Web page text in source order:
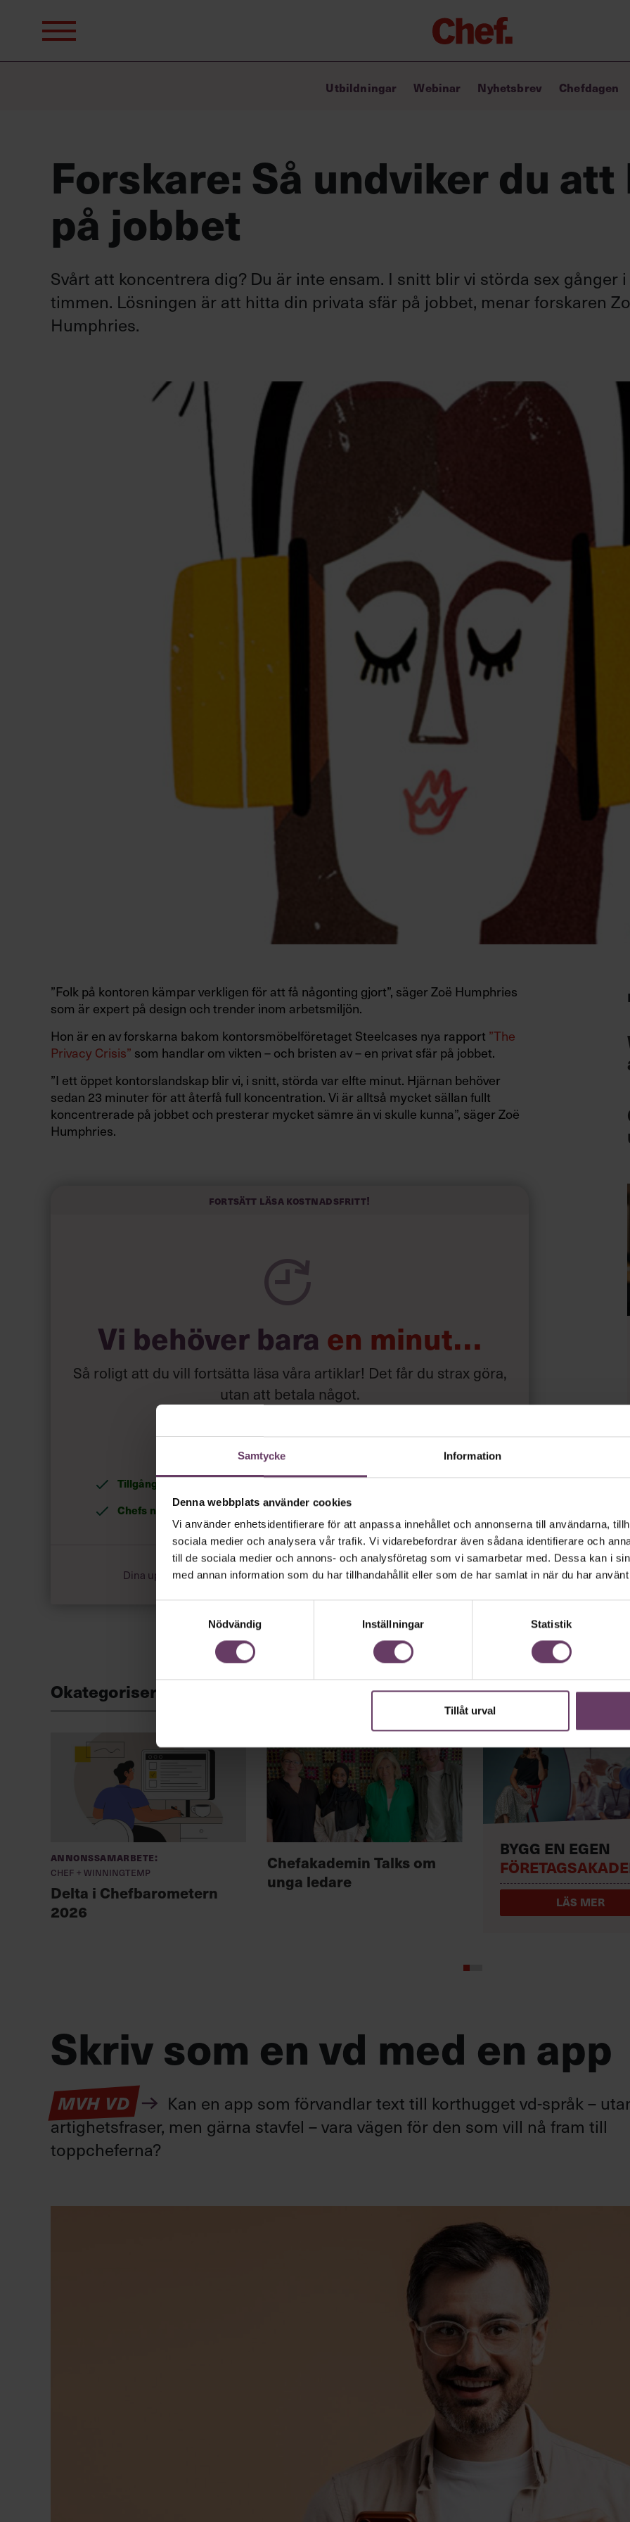
Samtycke Information
Denna webbplats använder cookies
Vi använder enhetsidentifierare för att anpassa innehållet och annonserna till användarna,
sociala medier och analysera vår trafik. Vi vidarebefordrar även sådana identifierare och
till de sociala medier och annons- och analysföretag som vi samarbetar med. Dessa kan i
med annan information som du har tillhandahållit eller som de har samlat in när du har
Nödvändig
Inställningar Statistik
Tillåt urval
efter: Chefakademin+
Lyft ditt ledarskap med C+
Ledarskapstest
Chef GPT – din chefsassistent i
Utbildningar Webinar Nyhetsbrev Chefdagen
Forskare: Så undviker du
på jobbet
Svårt att koncentrera dig? Du är inte ensam. I snitt blir vi störda sex gånger i
timmen. Lösningen är att hitta din privata sfär på jobbet, menar forskaren
Humphries.
”Folk på kontoren kämpar verkligen för att få någonting gjort”, säger Zoë Humphries
som är expert på design och trender inom arbetsmiljön.
Hon är en av forskarna bakom kontorsmöbelföretaget Steelcases nya rapport ”The
Privacy Crisis” som handlar om vikten – och bristen av – en privat sfär på jobbet.
”I ett öppet kontorslandskap blir vi, i snitt, störda var elfte minut. Hjärnan behöver
sedan 23 minuter för att återfå full koncentration. Vi är alltså mycket sällan fullt
koncentrerade på jobbet och presterar mycket sämre än vi skulle kunna”, säger Zoë
Humphries.
) är 83 procent av svenskarna oengagerade i sitt arbete.
Fortsätt läsa kostnadsfritt!
Vi behöver bara en minut…
Så roligt att du vill fortsätta läsa våra artiklar! Det får du strax göra,
utan att betala något.
Skapa ditt gratiskonto
Tillgång
Chefs nyhetsbrevmed senaste ledarskapsnyheterna!
Dina uppgifter delas aldrig med tredje part. Läs vår integritetspolicy här.
Okategoriserade
Annonssamarbete:
Chef + Winningtemp
Delta i Chefbarometern
2026
Chefakademin Talks om
unga ledare
BYGG EN EGEN
LÄS MER
Skriv som en vd med en app
MVH VD
Kan en app som förvandlar text till korthugget vd-språk –
artighetsfraser, men gärna stavfel – vara vägen för den som vill nå fram till
toppcheferna?